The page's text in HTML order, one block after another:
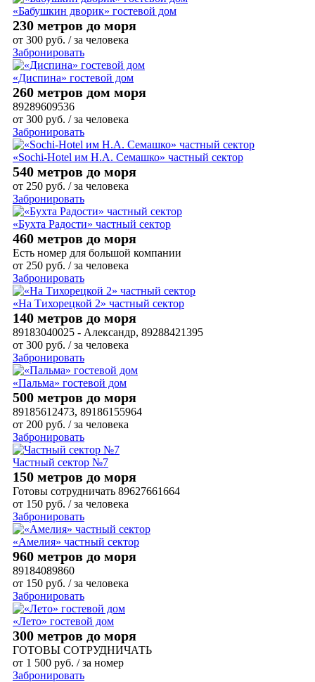
«Бабушкин дворик» гостевой дом
230 метров до моря
от 300 руб. / за человека
Забронировать
«Диспина» гостевой дом
260 метров дом моря
89289609536
от 300 руб. / за человека
Забронировать
«Sochi-Hotel им Н.А. Семашко» частный сектор
540 метров до моря
от 250 руб. / за человека
Забронировать
«Бухта Радости» частный сектор
460 метров до моря
Есть номер для большой компании
от 250 руб. / за человека
Забронировать
«На Тихорецкой 2» частный сектор
140 метров до моря
89183040025 - Александр, 89288421395
от 300 руб. / за человека
Забронировать
«Пальма» гостевой дом
500 метров до моря
89185612473, 89186155964
от 200 руб. / за человека
Забронировать
Частный сектор №7
150 метров до моря
Готовы сотрудничать 89627661664
от 150 руб. / за человека
Забронировать
«Амелия» частный сектор
960 метров до моря
89184089860
от 150 руб. / за человека
Забронировать
«Лето» гостевой дом
300 метров до моря
ГОТОВЫ СОТРУДНИЧАТЬ
от 1 500 руб. / за номер
Забронировать